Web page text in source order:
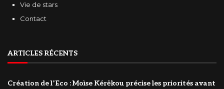
Vie de stars
Contact
ARTICLES RÉCENTS
Création de l’Eco : Moìse Kérėkou précise les priorités avant